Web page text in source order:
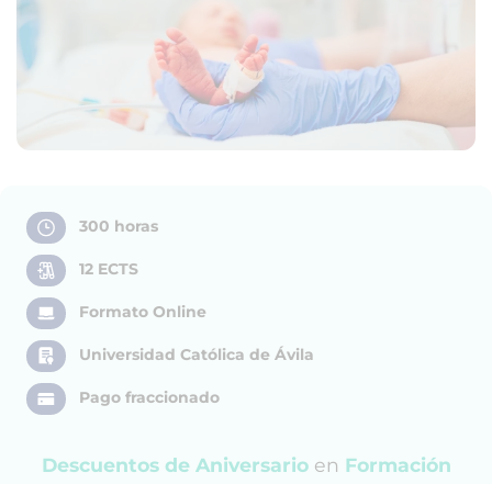
300 horas
12 ECTS
Formato Online
Universidad Católica de Ávila
Pago fraccionado
Descuentos de Aniversarioen Formación